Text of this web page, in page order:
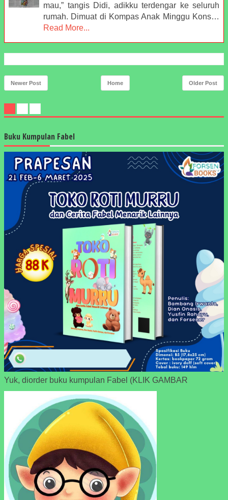
mau,” tangis Didi, adikku terdengar ke seluruh
rumah. Dimuat di Kompas Anak Minggu Kons…
Read More...
Newer Post Older Post
Home
Buku Kumpulan Fabel
Yuk, diorder buku kumpulan Fabel (KLIK GAMBAR